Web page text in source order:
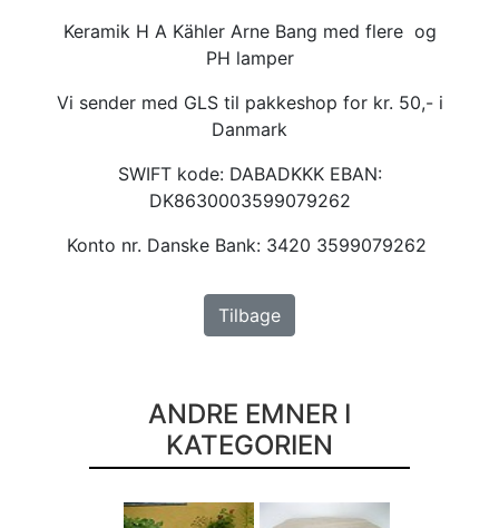
Keramik H A Kähler Arne Bang med flere og
PH lamper
Vi sender med GLS til pakkeshop for kr. 50,- i
Danmark
SWIFT kode: DABADKKK EBAN:
DK8630003599079262
Konto nr. Danske Bank: 3420 3599079262
Tilbage
ANDRE EMNER I
KATEGORIEN